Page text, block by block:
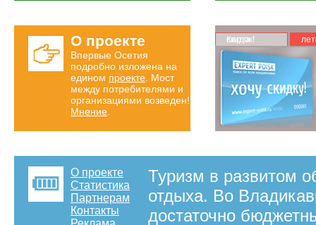
О проекте
Впервые Осетия
подробно изложена на
едином проекте . Мост
между потребителями и
организациями возведен!
Мнение
Карта скидок!
О проекте
Статистика
Партнерам
Контакты
Туризм в развитом
отдыха. Во
достаточно